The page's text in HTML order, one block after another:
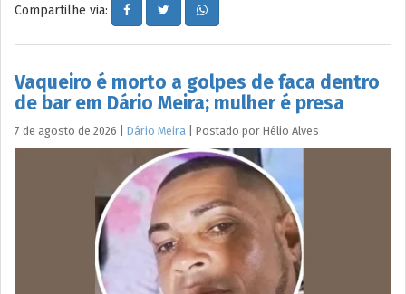
Compartilhe via:
Vaqueiro é morto a golpes de faca dentro
de bar em Dário Meira; mulher é presa
7 de agosto de 2026 Dário Meira Postado por Hélio Alves